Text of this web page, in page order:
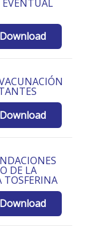
Download
Download
DE LA
TOSFERINA
Download